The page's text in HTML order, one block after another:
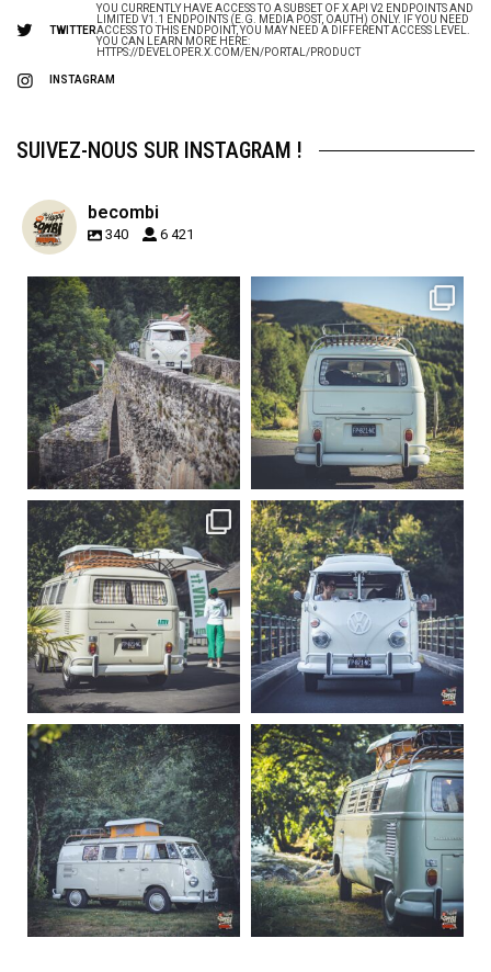
TWITTER
YOU CURRENTLY HAVE ACCESS TO A SUBSET OF X API V2 ENDPOINTS AND
LIMITED V1.1 ENDPOINTS (E.G. MEDIA POST, OAUTH) ONLY. IF YOU NEED
ACCESS TO THIS ENDPOINT, YOU MAY NEED A DIFFERENT ACCESS LEVEL.
YOU CAN LEARN MORE HERE:
HTTPS://DEVELOPER.X.COM/EN/PORTAL/PRODUCT
INSTAGRAM
SUIVEZ-NOUS SUR INSTAGRAM !
becombi
340 6 421
becombi
Sep 15
219
3
Sep 12
216
3
becombi
Sep 10
220
4
becombi
Août 10
177
0
becombi
Août 10
120
0
becombi
Août 10
108
0